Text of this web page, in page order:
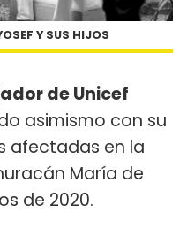
Y SUS HIJOS
de Unicef
asimismo con su
afectadas en la
María de
de 2020.